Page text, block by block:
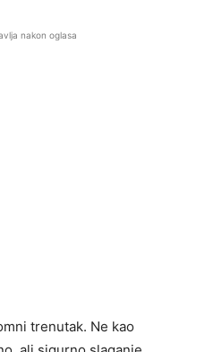
nakon oglasa
trenutak. Ne kao